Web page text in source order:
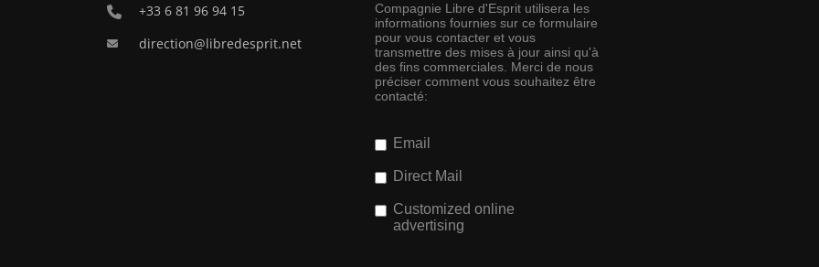
+33 6 81 96 94 15
direction@libredesprit.net
Compagnie Libre d'Esprit utilisera les
informations fournies sur ce formulaire
pour vous contacter et vous
transmettre des mises à jour ainsi qu'à
des fins commerciales. Merci de nous
préciser comment vous souhaitez être
contacté:
Email
Direct Mail
Customized online
advertising